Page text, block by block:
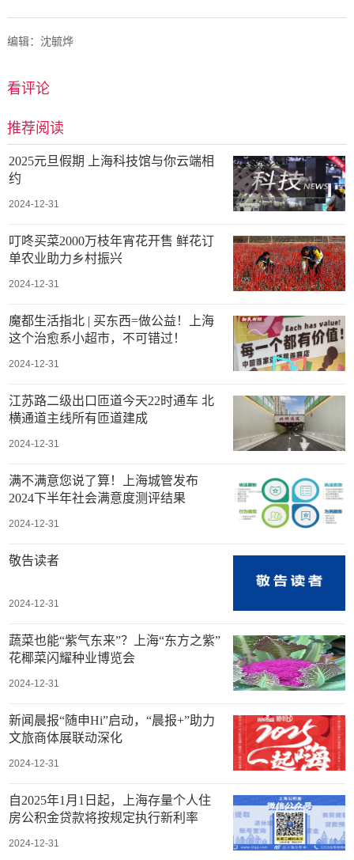
编辑：沈毓烨
看评论
推荐阅读
2025元旦假期 上海科技馆与你云端相
约
2024-12-31
叮咚买菜2000万枝年宵花开售 鲜花订
单农业助力乡村振兴
2024-12-31
魔都生活指北 | 买东西=做公益！上海
这个治愈系小超市，不可错过！
2024-12-31
江苏路二级出口匝道今天22时通车 北
横通道主线所有匝道建成
2024-12-31
满不满意您说了算！上海城管发布
2024下半年社会满意度测评结果
2024-12-31
敬告读者
2024-12-31
蔬菜也能“紫气东来”？上海“东方之紫”
花椰菜闪耀种业博览会
2024-12-31
新闻晨报“随申Hi”启动，“晨报+”助力
文旅商体展联动深化
2024-12-31
自2025年1月1日起，上海存量个人住
房公积金贷款将按规定执行新利率
2024-12-31